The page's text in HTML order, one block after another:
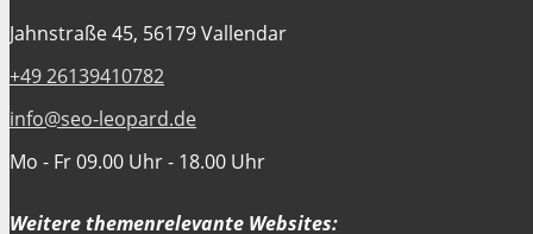
Jahnstraße 45, 56179 Vallendar
+49 26139410782
info@seo-leopard.de
Mo - Fr 09.00 Uhr - 18.00 Uhr
Weitere themenrelevante Websites: